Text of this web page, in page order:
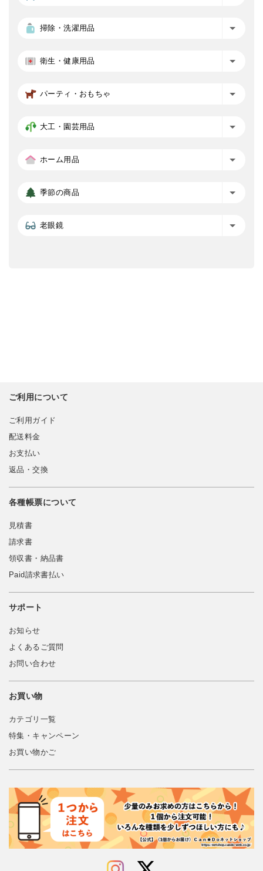
掃除・洗濯用品
衛生・健康用品
パーティ・おもちゃ
大工・園芸用品
ホーム用品
季節の商品
老眼鏡
ご利用について
ご利用ガイド
配送料金
お支払い
返品・交換
各種帳票について
見積書
請求書
領収書・納品書
Paid請求書払い
サポート
お知らせ
よくあるご質問
お問い合わせ
お買い物
カテゴリ一覧
特集・キャンペーン
お買い物かご